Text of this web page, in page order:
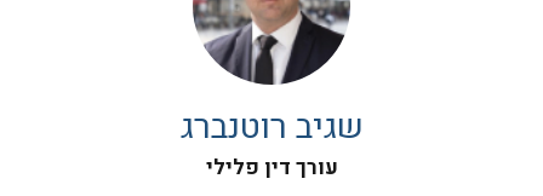
שגיב רוטנברג
עורך דין פלילי